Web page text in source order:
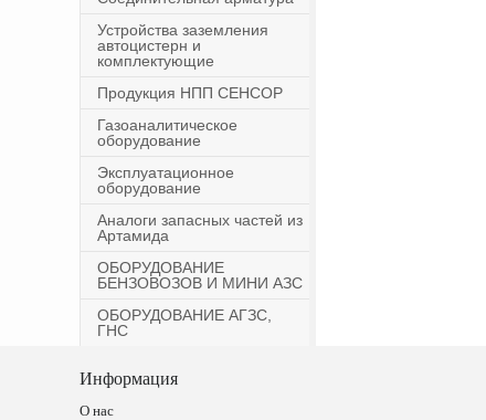
Устройства заземления
автоцистерн и
комплектующие
Продукция НПП СЕНСОР
Газоаналитическое
оборудование
Эксплуатационное
оборудование
Аналоги запасных частей из
Артамида
ОБОРУДОВАНИЕ
БЕНЗОВОЗОВ И МИНИ АЗС
ОБОРУДОВАНИЕ АГЗС,
ГНС
Информация
О нас